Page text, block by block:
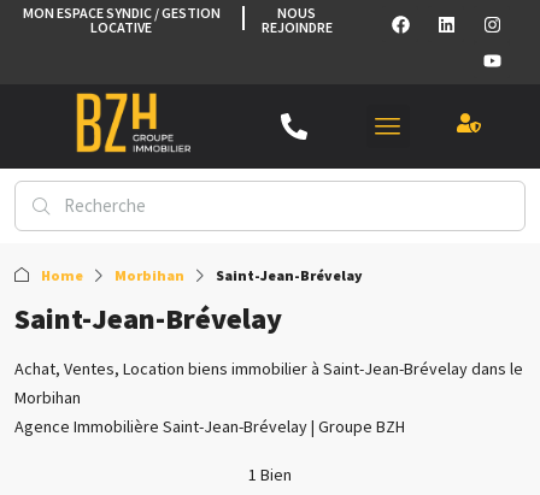
MON ESPACE SYNDIC / GESTION
LOCATIVE
NOUS
REJOINDRE
Home Morbihan Saint-Jean-Brévelay
Saint-Jean-Brévelay
Achat, Ventes, Location biens immobilier à Saint-Jean-Brévelay dans le
Morbihan
Agence Immobilière Saint-Jean-Brévelay | Groupe BZH
1 Bien